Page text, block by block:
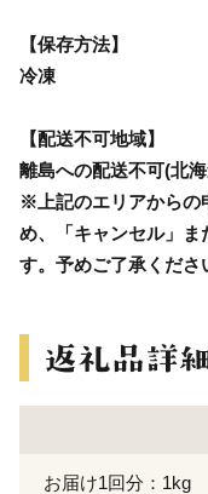
【保存方法】
冷凍
【配送不可地域】
離島への配送不可(北
※上記のエリアからの
め、「キャンセル」ま
す。予めご了承くださ
お届け1回分：1kg